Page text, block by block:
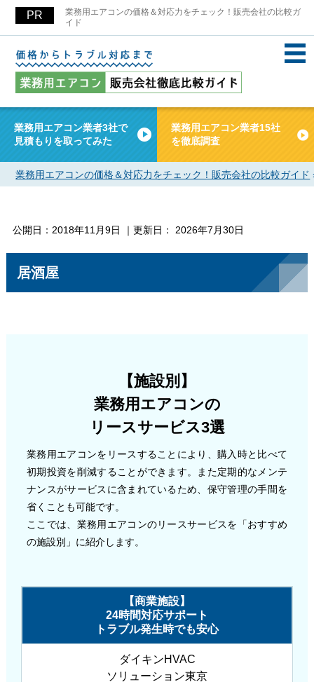
業務用エアコンの価格＆対応力をチェック！販売会社の比較ガ
イド
業務用エアコン業者3社で
見積もりを取ってみた
業務用エアコン業者15社
を徹底調査
業務用エアコンの価格＆対応力をチェック！販売会社の比較ガイド
公開日： 2018年11月9日 ｜更新日： 2026年7月30日
居酒屋
【施設別】
業務用エアコンの
リースサービス3選
業務用エアコンをリースすることにより、購入時と比べて
初期投資を削減することができます。また定期的なメンテ
ナンスがサービスに含まれているため、保守管理の手間を
省くことも可能です。
ここでは、業務用エアコンのリースサービスを「おすすめ
の施設別」に紹介します。
【商業施設】
24時間対応サポート
トラブル発生時でも安心
ダイキンHVAC
ソリューション東京